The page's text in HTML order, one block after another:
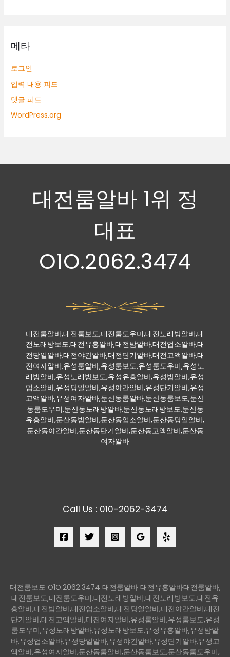
메타
로그인
입력 내용 피드
댓글 피드
WordPress.org
대전룸알바 1위 정
대표
O1O.2062.3474
대전룸알바,대전룸보도,대전룸도우미,대전노래방알바,대
전노래방보도,대전유흥알바,대전밤알바,대전업소알바,대
전당일알바,대전야간알바,대전단기알바,대전고액알바,대
전여자알바,유성룸알바,유성룸보도,유성룸도우미,유성노
래방알바,유성노래방보도,유성유흥알바,유성밤알바,유성
업소알바,유성당일알바,유성야간알바,유성단기알바,유성
고액알바,유성여자알바,둔산동룸알바,둔산동룸보도,둔산
동룸도우미,둔산동노래방알바,둔산동노래방보도,둔산동
유흥알바,둔산동밤알바,둔산동업소알바,둔산동당일알바,
둔산동야간알바,둔산동단기알바,둔산동고액알바,둔산동
여자알바
Call Us : 010-2062-3474
대전룸보도 O1O.2062.3474 대전룸알바 대전유흥알바대전룸알바,
대전룸보도,대전룸도우미,대전노래방알바,대전노래방보도,대전유
흥알바,대전밤알바,대전업소알바,대전당일알바,대전야간알바,대전
단기알바,대전고액알바,대전여자알바,유성룸알바,유성룸보도,유성
룸도우미,유성노래방알바,유성노래방보도,유성유흥알바,유성밤알
바,유성업소알바,유성당일알바,유성야간알바,유성단기알바,유성고
액알바,유성여자알바,둔산동룸알바,둔산동룸보도,둔산동룸도우미,